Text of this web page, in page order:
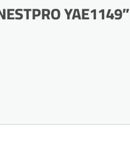
YAE1149”